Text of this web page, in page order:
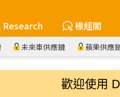
Research 椽經閣
未來車供應鏈 蘋果供應
歡迎使用